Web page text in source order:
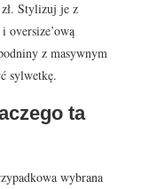
Stylizuj je z
oversize’ową
z masywnym
sylwetkę.
ta
wybrana